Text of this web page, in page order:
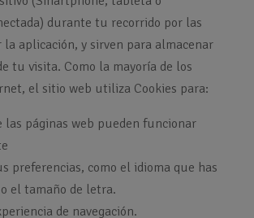
durante tu recorrido por las
la aplicación, y sirven para almacenar
tu visita. Como la mayoría de los
el sitio web utiliza Cookies para:
las páginas web pueden funcionar
preferencias, como el idioma que has
el tamaño de letra.
de navegación.